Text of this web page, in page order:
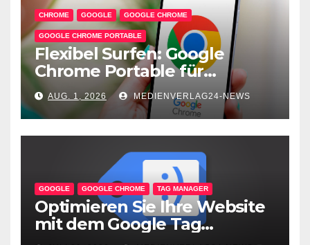
CHROME GOOGLE GOOGLE CHROME
GOOGLE CHROME PORTABLE
Flexibel Surfen: Google
Chrome Portable für
unterwegs
AUG. 1, 2026 MEDIENVERLAG24-NEWS
GOOGLE GOOGLE CHROME TAG MANAGER
Optimieren Sie Ihre Website
mit dem Google Tag
Assistant: Fehlerfreie Tag-